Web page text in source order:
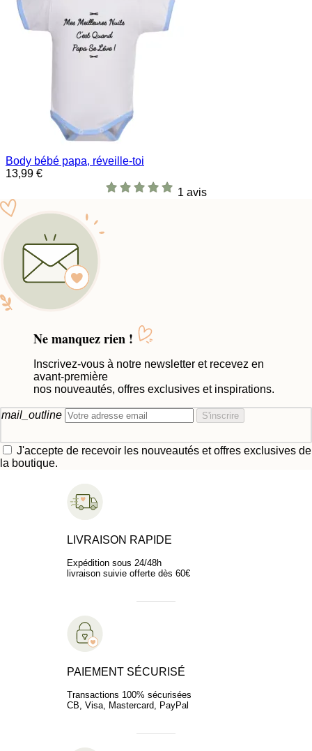
Body bébé papa, réveille-toi
13,99 €
1 avis
Ne manquez rien !
Inscrivez-vous à notre newsletter et recevez en
avant-première
nos nouveautés, offres exclusives et inspirations.
mail_outline S'inscrire
J'accepte de recevoir les nouveautés et offres exclusives de
la boutique.
LIVRAISON RAPIDE
Expédition sous 24/48h
livraison suivie offerte dès 60€
PAIEMENT SÉCURISÉ
Transactions 100% sécurisées
CB, Visa, Mastercard, PayPal